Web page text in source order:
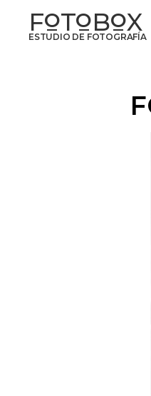
FOTOBOX
ESTUDIO DE FOTOGRAFÍA